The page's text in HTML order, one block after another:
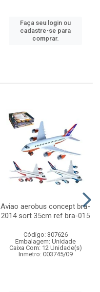
Faça seu login ou
cadastre-se para
comprar.
Aviao aerobus concept bra-
2014 sort 35cm ref bra-015
Código: 307626
Embalagem: Unidade
Caixa Com: 12 Unidade(s)
Inmetro: 003745/09